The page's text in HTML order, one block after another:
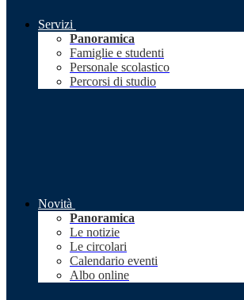
Servizi
Panoramica
Famiglie e studenti
Personale scolastico
Percorsi di studio
Novità
Panoramica
Le notizie
Le circolari
Calendario eventi
Albo online